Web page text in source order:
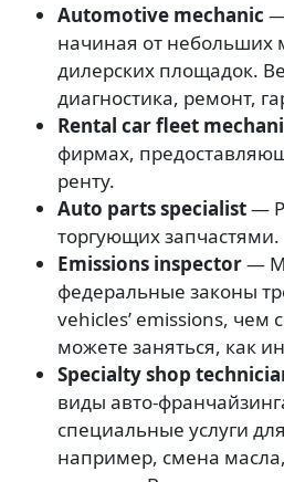
Automotive mechanic
начиная от небольших
дилерских площадок.
диагностика, ремонт,
Rental car fleet
фирмах,
ренту.
Auto parts specialist—
торгующих запчастями.
Emissions inspector—
федеральные законы
vehicles’ emissions, чем
можете заняться, как
Specialty shop
виды авто-
специальные услуги
например, смена